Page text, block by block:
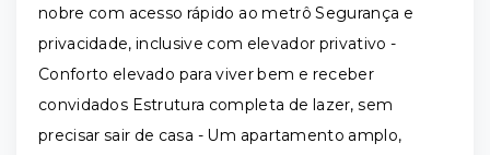
nobre com acesso rápido ao metrô Segurança e
privacidade, inclusive com elevador privativo -
Conforto elevado para viver bem e receber
convidados Estrutura completa de lazer, sem
precisar sair de casa - Um apartamento amplo,